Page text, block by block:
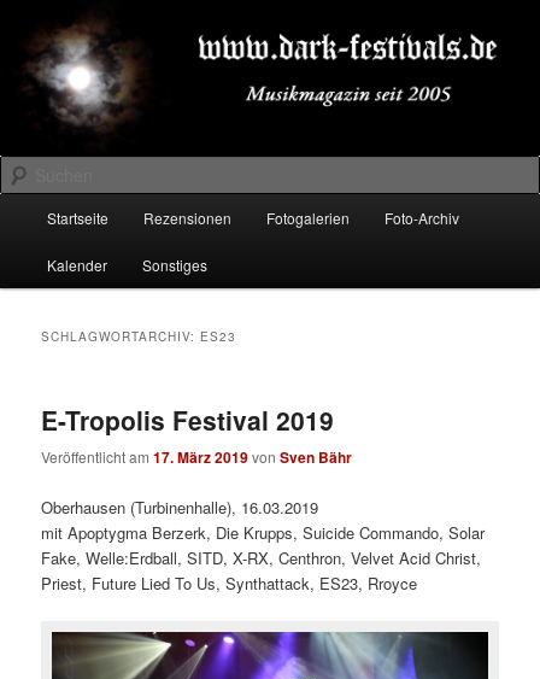
primären
Inhalt
springen
sekundären
Inhalt
springenDARK-FESTIVALS.DE
Suchen
Startseite Rezensionen Fotogalerien Foto-Archiv
Kalender Sonstiges
SCHLAGWORTARCHIV: ES23
E-Tropolis Festival 2019
Veröffentlicht am17. März 2019vonSven Bähr
Oberhausen (Turbinenhalle), 16.03.2019
mit Apoptygma Berzerk, Die Krupps, Suicide Commando, Solar
Fake, Welle:Erdball, SITD, X-RX, Centhron, Velvet Acid Christ,
Priest, Future Lied To Us, Synthattack, ES23, Rroyce